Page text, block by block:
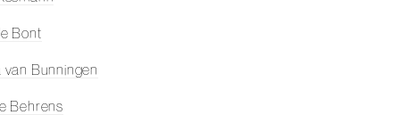
Bont
van Bunningen
Behrens